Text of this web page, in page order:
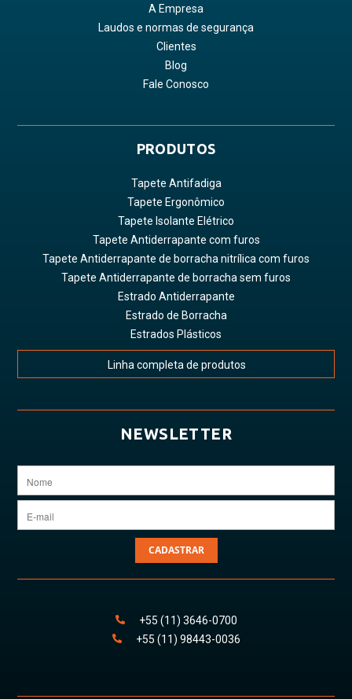
A Empresa
Laudos e normas de segurança
Clientes
Blog
Fale Conosco
PRODUTOS
Tapete Antifadiga
Tapete Ergonômico
Tapete Isolante Elétrico
Tapete Antiderrapante com furos
Tapete Antiderrapante de borracha nitrílica com furos
Tapete Antiderrapante de borracha sem furos
Estrado Antiderrapante
Estrado de Borracha
Estrados Plásticos
Linha completa de produtos
NEWSLETTER
CADASTRAR
+55 (11) 3646-0700
+55 (11) 98443-0036